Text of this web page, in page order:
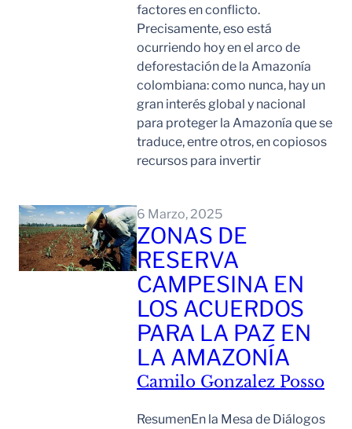
factores en conflicto.
Precisamente, eso está
ocurriendo hoy en el arco de
deforestación de la Amazonía
colombiana: como nunca, hay un
gran interés global y nacional
para proteger la Amazonía que se
traduce, entre otros, en copiosos
recursos para invertir
6 Marzo, 2025
ZONAS DE
RESERVA
CAMPESINA EN
LOS ACUERDOS
PARA LA PAZ EN
LA AMAZONÍA
Camilo Gonzalez Posso
ResumenEn la Mesa de Diálogos